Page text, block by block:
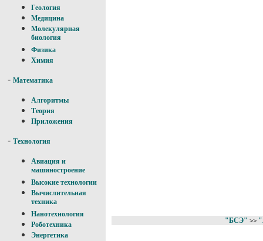
Геология
Медицина
Молекулярная
биология
Физика
Химия
- Математика
Алгоритмы
Теория
Приложения
- Технология
Авиация и
машиностроение
Высокие технологии
Вычислительная
техника
Нанотехнология
Роботехника
Энергетика
"БСЭ" >>